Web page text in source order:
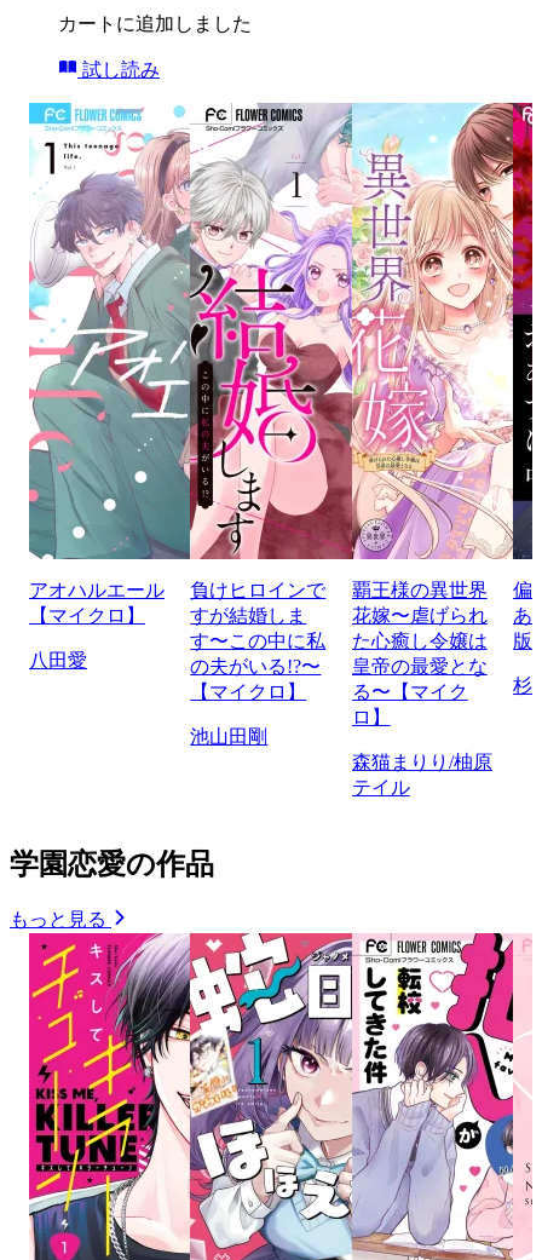
カートに追加しました
試し読み
アオハルエール
【マイクロ】
八田愛
負けヒロインで
すが結婚しま
す〜この中に私
の夫がいる!?〜
【マイクロ】
池山田剛
覇王様の異世界
花嫁〜虐げられ
た心癒し令嬢は
皇帝の最愛とな
る〜【マイク
ロ】
森猫まりり/柚原
テイル
偏
あ
版
杉
学園恋愛の作品
もっと見る